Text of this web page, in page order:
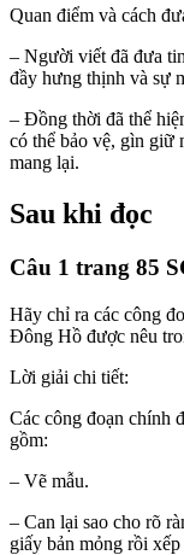
Quan điểm và cách
– Người viết đã đưa
đầy hưng thịnh và sự
– Đồng thời đã thể
có thể bảo vệ, gìn giữ
mang lại.
Sau khi đọc
Câu 1 trang 85
Hãy chỉ ra các công
Đông Hồ được nêu
Lời giải chi tiết:
Các công đoạn chính
gồm:
– Vẽ mẫu.
– Can lại sao cho rõ
giấy bản mỏng rồi